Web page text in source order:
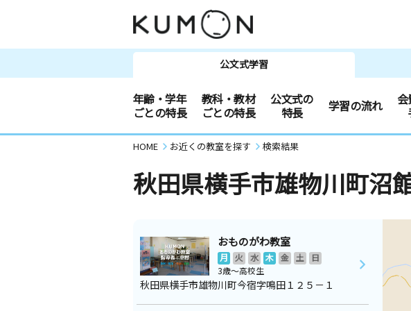
公文式学習
年齢・学年
ごとの特長
教科・教材
ごとの特長
公文式の
特長
学習の流れ
HOME お近くの教室を探す 検索結果
秋田県横手市雄物川町沼
おものがわ教室
月 火 水 木 金 土
日
3歳～高校生
秋田県横手市雄物川町今宿字鳴田１２５－１